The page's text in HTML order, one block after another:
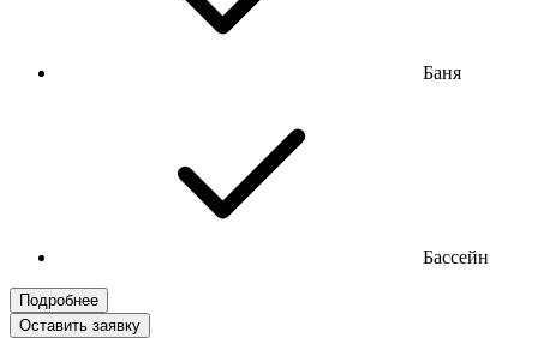
Баня
Бассейн
Подробнее
Оставить заявку